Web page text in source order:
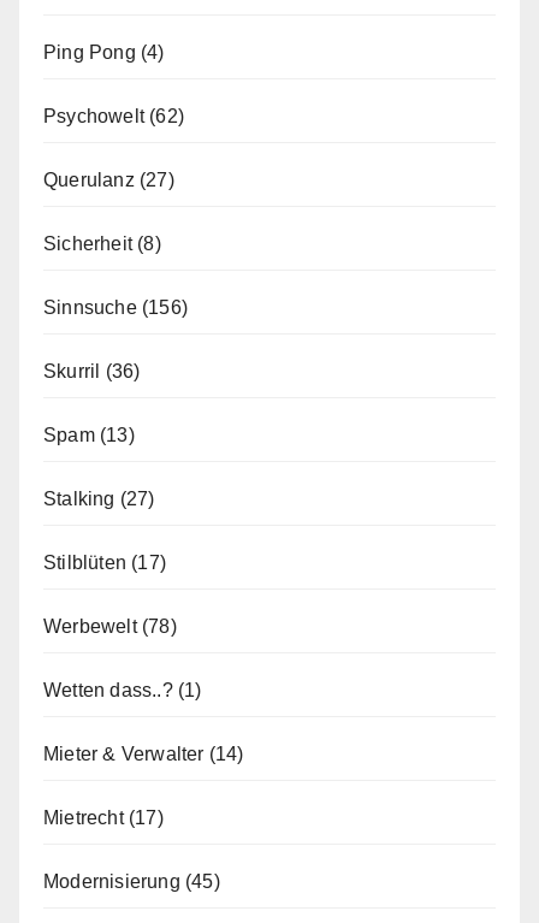
Ping Pong (4)
Psychowelt(62)
Querulanz (27)
Sicherheit(8)
Sinnsuche(156)
Skurril (36)
Spam(13)
Stalking (27)
Stilblüten (17)
Werbewelt(78)
Wetten dass..?(1)
Mieter & Verwalter (14)
Mietrecht(17)
Modernisierung (45)